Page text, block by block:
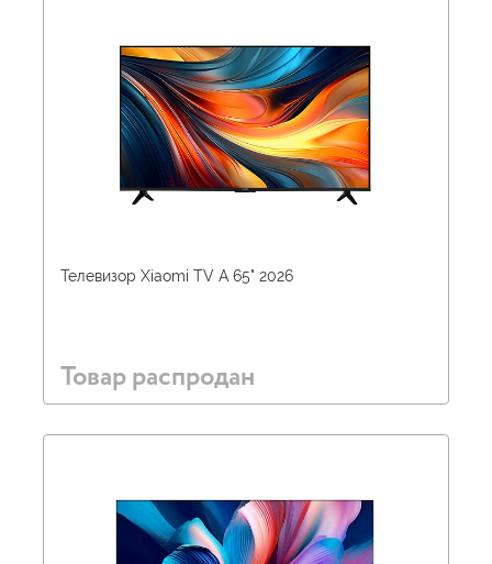
Телевизор Xiaomi TV A 65" 2026
Товар распродан